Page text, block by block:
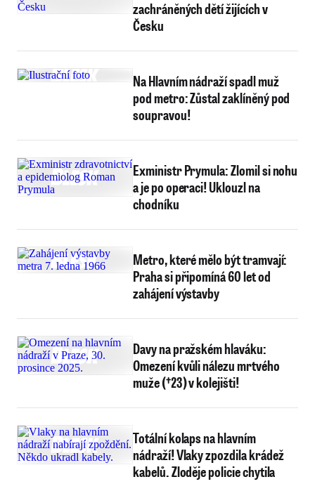
zachráněných dětí žijících v
Česku
Na Hlavním nádraží spadl muž
pod metro: Zůstal zaklíněný pod
soupravou!
Exministr Prymula: Zlomil si nohu
a je po operaci! Uklouzl na
chodníku
Metro, které mělo být tramvají:
Praha si připomíná 60 let od
zahájení výstavby
Davy na pražském hlaváku:
Omezení kvůli nálezu mrtvého
muže (†23) v kolejišti!
Totální kolaps na hlavním
nádraží! Vlaky zpozdila krádež
kabelů. Zloděje policie chytila